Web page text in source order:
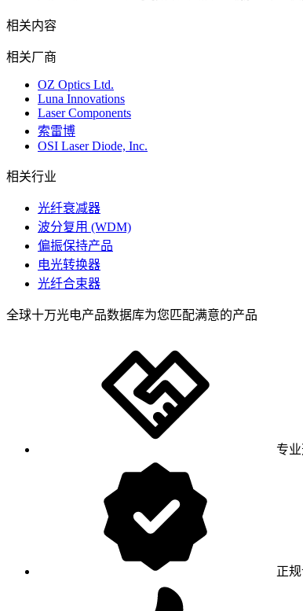
相关内容
相关厂商
OZ Optics Ltd.
Luna Innovations
Laser Components
索雷博
OSI Laser Diode, Inc.
相关行业
光纤衰减器
波分复用 (WDM)
偏振保持产品
电光转换器
光纤合束器
全球十万光电产品数据库为您匹配满意的产品
专
正